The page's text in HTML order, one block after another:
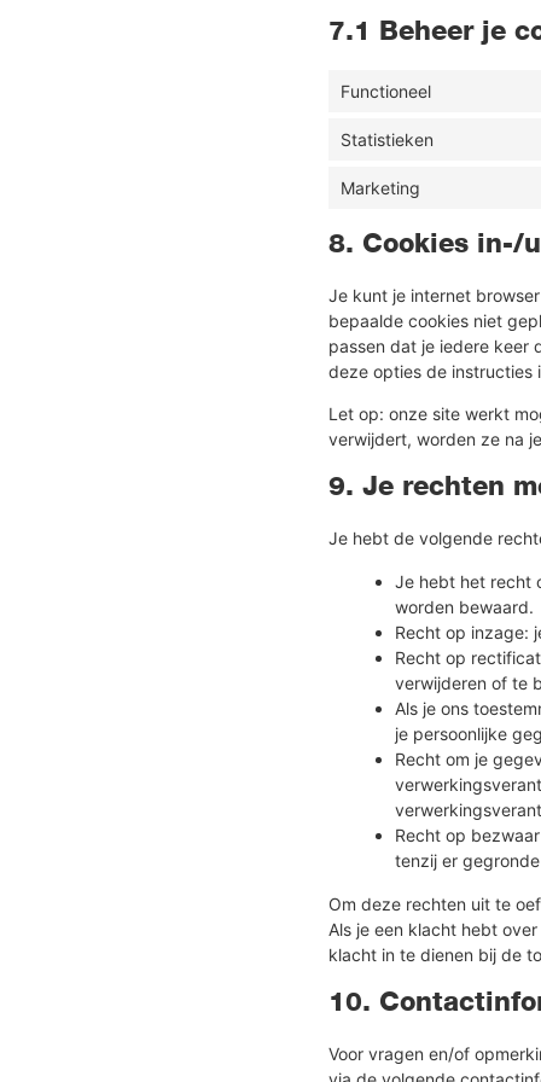
7.1 Beheer je
Functioneel
Statistieken
Marketing
8. Cookies in-/
Je kunt je internet
bepaalde cookies niet
passen dat je iedere keer
deze opties de instructies
Let op: onze site werkt
verwijdert, worden ze na
9. Je rechten
Je hebt de volgende
Je hebt het recht
worden bewaard.
Recht op inzage:
Recht op
verwijderen of te
Als je ons
je persoonlijke
Recht om je
Recht op
tenzij er
Om deze rechten uit te
Als je een klacht hebt
klacht in te dienen bij de
10.
Voor vragen en/of